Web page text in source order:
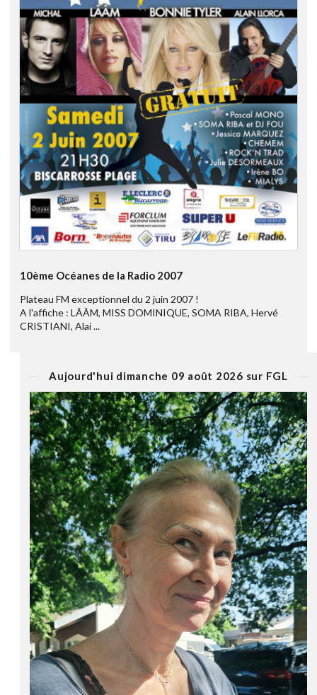
10ème Océanes de la Radio 2007
Plateau FM exceptionnel du 2 juin 2007 !
A l'affiche : LÂÂM, MISS DOMINIQUE, SOMA RIBA, Hervé
CRISTIANI, Alai ...
Aujourd'hui dimanche 09 août 2026 sur FGL